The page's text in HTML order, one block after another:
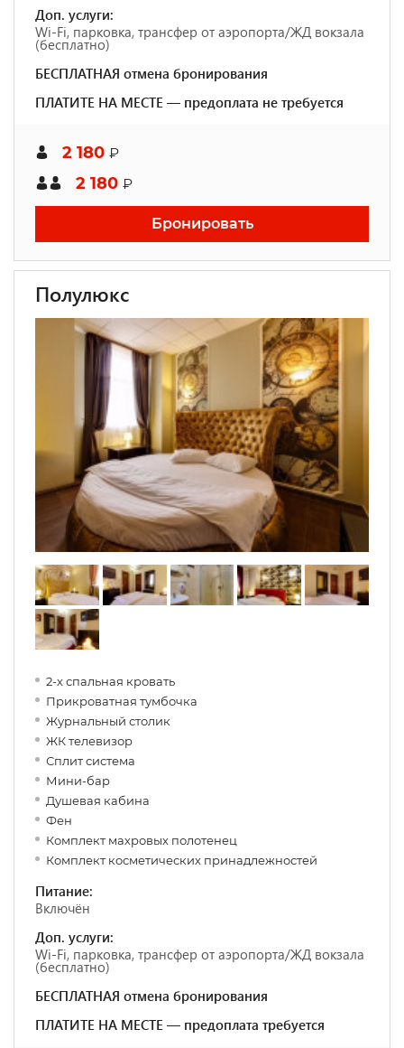
Доп. услуги:
Wi-Fi, парковка, трансфер от аэропорта/ЖД вокзала
(бесплатно)
БЕСПЛАТНАЯ отмена бронирования
ПЛАТИТЕ НА МЕСТЕ — предоплата не требуется
2 180 ₽
2 180 ₽
Бронировать
Полулюкс
2-х спальная кровать
Прикроватная тумбочка
Журнальный столик
ЖК телевизор
Сплит система
Мини-бар
Душевая кабина
Фен
Комплект махровых полотенец
Комплект косметических принадлежностей
Питание:
Включён
Доп. услуги:
Wi-Fi, парковка, трансфер от аэропорта/ЖД вокзала
(бесплатно)
БЕСПЛАТНАЯ отмена бронирования
ПЛАТИТЕ НА МЕСТЕ — предоплата требуется